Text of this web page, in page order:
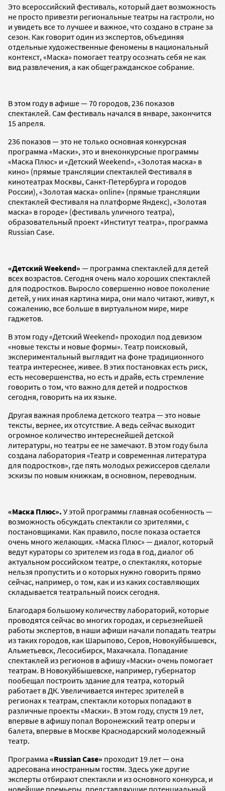
Это всероссийский фестиваль, который дает возможность
не просто привезти региональные театры на гастроли, но
и увидеть все то лучшее и важное, что создано в стране за
сезон. Как говорит один из экспертов, объединяя
отдельные художественные феномены в национальный
контекст, «Маска» помогает театру осознать себя не как
вид развлечения, а как общегражданское собрание.
В этом году в афише — 70 городов, 236 показов
спектаклей. Сам фестиваль начался в январе, закончится
15 апреля.
236 показов — это не только основная конкурсная
программа «Маски», это и внеконкурсные программы
«Маска Плюс» и «Детский Weekend», «Золотая маска» в
кино» (прямые трансляции спектаклей Фестиваля в
кинотеатрах Москвы, Санкт-Петербурга и городов
России), «Золотая маска» online» (прямые трансляции
спектаклей Фестиваля на платформе Яндекс), «Золотая
маска» в городе» (фестиваль уличного театра),
образовательный проект «Институт театра», программа
Russian Case.
«ДетскийWeekend» — программа спектаклей для детей
всех возрастов. Сегодня очень мало хороших спектаклей
для подростков. Выросло совершенно новое поколение
детей, у них иная картина мира, они мало читают, живут, к
сожалению, все больше в виртуальном мире, мире
гаджетов.
В этом году «Детский Weekend» проходил под девизом
«новые тексты и новые формы». Театр поисковый,
экспериментальный выглядит на фоне традиционного
театра интереснее, живее. В этих постановках есть риск,
есть несовершенства, но есть и драйв, есть стремление
говорить о том, что важно для детей и подростков
сегодня, говорить на их языке.
Другая важная проблема детского театра — это новые
тексты, вернее, их отсутствие. А ведь сейчас выходит
огромное количество интереснейшей детской
литературы, но театры ее не замечают. В этом году была
создана лаборатория «Театр и современная литература
для подростков», где пять молодых режиссеров сделали
эскизы по новым книжкам, в основном, переводным.
«Маска Плюс». У этой программы главная особенность —
возможность обсуждать спектакли со зрителями, с
постановщиками. Как правило, после показа остается
очень много желающих. «Маска Плюс» — диалог, который
ведут кураторы со зрителем из года в год, диалог об
актуальном российском театре, о спектаклях, которые
нельзя пропустить и о которых нужно говорить прямо
сейчас, например, о том, как и из каких составляющих
складывается театральный поиск сегодня.
Благодаря большому количеству лабораторий, которые
проводятся сейчас во многих городах, и серьезнейшей
работы экспертов, в наши афиши начали попадать театры
из таких городов, как Шарыпово, Серов, Новокуйбышевск,
Альметьевск, Лесосибирск, Махачкала. Попадание
спектаклей из регионов в афишу «Маски» очень помогает
театрам. В Новокуйбышевске, например, губернатор
пообещал построить здание для театра, который
работает в ДК. Увеличивается интерес зрителей в
регионах к театрам, спектакли которых попадают в
различные проекты «Маски». В этом году, спустя 19 лет,
впервые в афишу попал Воронежский театр оперы и
балета, впервые в Москве Краснодарский молодежный
театр.
Программа «RussianCase» проходит 19 лет — она
адресована иностранным гостям. Здесь уже другие
эксперты отбирают спектакли и из основного конкурса, и
новейшие премьеры, представляющие потенциальный